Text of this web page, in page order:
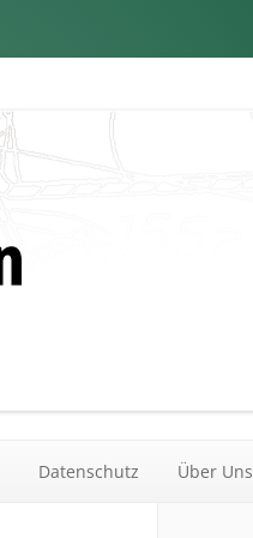
Datenschutz Über Uns